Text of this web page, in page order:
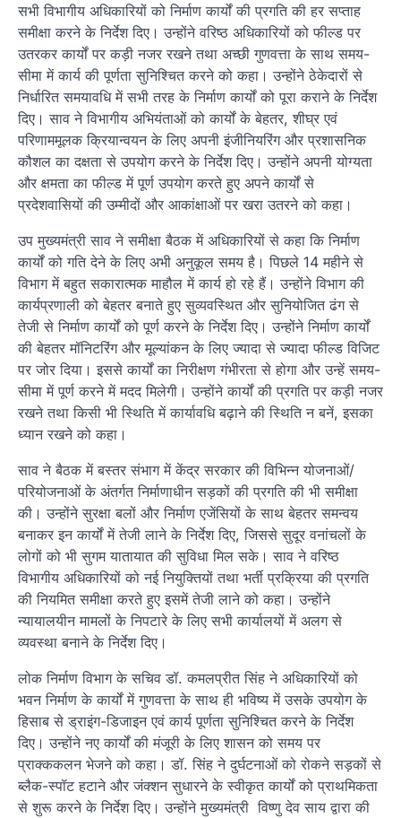
सभी विभागीय अधिकारियों को निर्माण कार्यों की प्रगति की हर सप्ताह
समीक्षा करने के निर्देश दिए। उन्होंने वरिष्ठ अधिकारियों को फील्ड पर
उतरकर कार्यों पर कड़ी नजर रखने तथा अच्छी गुणवत्ता के साथ समय-
सीमा में कार्य की पूर्णता सुनिश्चित करने को कहा। उन्होंने ठेकेदारों से
निर्धारित समयावधि में सभी तरह के निर्माण कार्यों को पूरा कराने के निर्देश
दिए। साव ने विभागीय अभियंताओं को कार्यों के बेहतर, शीघ्र एवं
परिणाममूलक क्रियान्वयन के लिए अपनी इंजीनियरिंग और प्रशासनिक
कौशल का दक्षता से उपयोग करने के निर्देश दिए। उन्होंने अपनी योग्यता
और क्षमता का फील्ड में पूर्ण उपयोग करते हुए अपने कार्यों से
प्रदेशवासियों की उम्मीदों और आकांक्षाओं पर खरा उतरने को कहा।
उप मुख्यमंत्री साव ने समीक्षा बैठक में अधिकारियों से कहा कि निर्माण
कार्यों को गति देने के लिए अभी अनुकूल समय है। पिछले 14 महीने से
विभाग में बहुत सकारात्मक माहौल में कार्य हो रहे हैं। उन्होंने विभाग की
कार्यप्रणाली को बेहतर बनाते हुए सुव्यवस्थित और सुनियोजित ढंग से
तेजी से निर्माण कार्यों को पूर्ण करने के निर्देश दिए। उन्होंने निर्माण कार्यों
की बेहतर मॉनिटरिंग और मूल्यांकन के लिए ज्यादा से ज्यादा फील्ड विजिट
पर जोर दिया। इससे कार्यों का निरीक्षण गंभीरता से होगा और उन्हें समय-
सीमा में पूर्ण करने में मदद मिलेगी। उन्होंने कार्यों की प्रगति पर कड़ी नजर
रखने तथा किसी भी स्थिति में कार्यावधि बढ़ाने की स्थिति न बनें, इसका
ध्यान रखने को कहा।
साव ने बैठक में बस्तर संभाग में केंद्र सरकार की विभिन्न योजनाओं/
परियोजनाओं के अंतर्गत निर्माणाधीन सड़कों की प्रगति की भी समीक्षा
की। उन्होंने सुरक्षा बलों और निर्माण एजेंसियों के साथ बेहतर समन्वय
बनाकर इन कार्यों में तेजी लाने के निर्देश दिए, जिससे सुदूर वनांचलों के
लोगों को भी सुगम यातायात की सुविधा मिल सके। साव ने वरिष्ठ
विभागीय अधिकारियों को नई नियुक्तियों तथा भर्ती प्रक्रिया की प्रगति
की नियमित समीक्षा करते हुए इसमें तेजी लाने को कहा। उन्होंने
न्यायालयीन मामलों के निपटारे के लिए सभी कार्यालयों में अलग से
व्यवस्था बनाने के निर्देश दिए।
लोक निर्माण विभाग के सचिव डॉ. कमलप्रीत सिंह ने अधिकारियों को
भवन निर्माण के कार्यों में गुणवत्ता के साथ ही भविष्य में उसके उपयोग के
हिसाब से ड्राइंग-डिजाइन एवं कार्य पूर्णता सुनिश्चित करने के निर्देश
दिए। उन्होंने नए कार्यों की मंजूरी के लिए शासन को समय पर
प्राक्ककलन भेजने को कहा। डॉ. सिंह ने दुर्घटनाओं को रोकने सड़कों से
ब्लैक-स्पॉट हटाने और जंक्शन सुधारने के स्वीकृत कार्यों को प्राथमिकता
से शुरू करने के निर्देश दिए। उन्होंने मुख्यमंत्री विष्णु देव साय द्वारा की